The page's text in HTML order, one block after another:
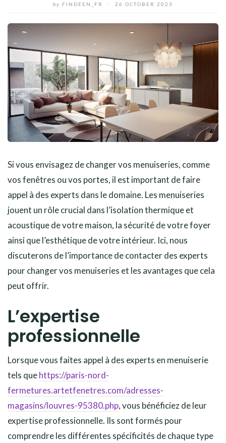
by FINDEEN_FR 26 OCTOBER 2023
Si vous envisagez de changer vos menuiseries, comme
vos fenêtres ou vos portes, il est important de faire
appel à des experts dans le domaine. Les menuiseries
jouent un rôle crucial dans l’isolation thermique et
acoustique de votre maison, la sécurité de votre foyer
ainsi que l’esthétique de votre intérieur. Ici, nous
discuterons de l’importance de contacter des experts
pour changer vos menuiseries et les avantages que cela
peut offrir.
L’expertise
professionnelle
Lorsque vous faites appel à des experts en menuiserie
tels quehttps://paris-nord-
fermetures.artetfenetres.com/adresses-
magasins/louvres-95380.php, vous bénéficiez de leur
expertise professionnelle. Ils sont formés pour
comprendre les différentes spécificités de chaque type